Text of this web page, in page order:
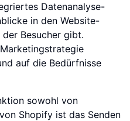
Datenanalyse-
in den Website-
Besucher gibt.
auf die Bedürfnisse
sowohl von
Shopify ist das Senden